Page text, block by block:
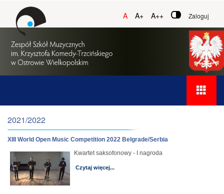
A A+ A++ Zaloguj
2021/2022
XIII World Open Music Competition 2022 Belgrade/Serbia
Kwartet saksofonowy - I nagroda
Czytaj więcej...